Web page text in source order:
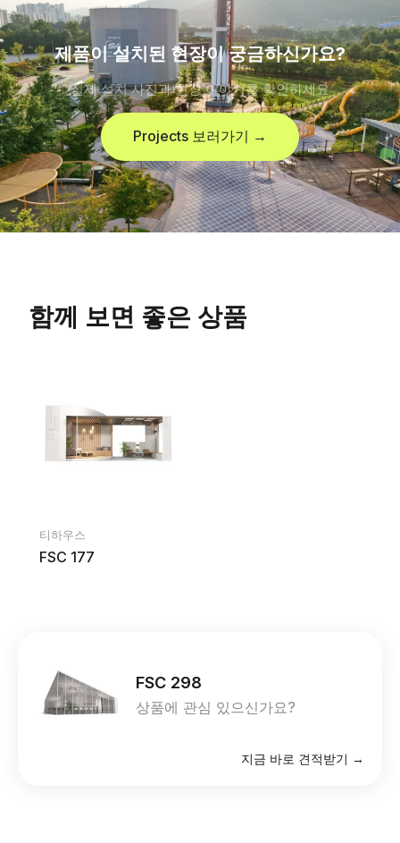
제품이 설치된 현장이 궁금하신가요?
실제 설치 사진과 현장 이야기를 확인하세요
Projects 보러가기 →
함께 보면 좋은 상품
티하우스
FSC 177
FSC 298
상품에 관심 있으신가요?
지금 바로 견적받기 →